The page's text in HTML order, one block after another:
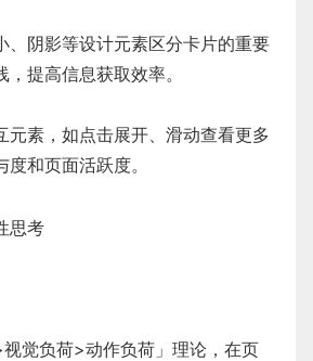
、阴影等设计元素区分卡片的重要
提高信息获取效率。
元素，如点击展开、滑动查看更多
和页面活跃度。
觉负荷>动作负荷」理论，在页